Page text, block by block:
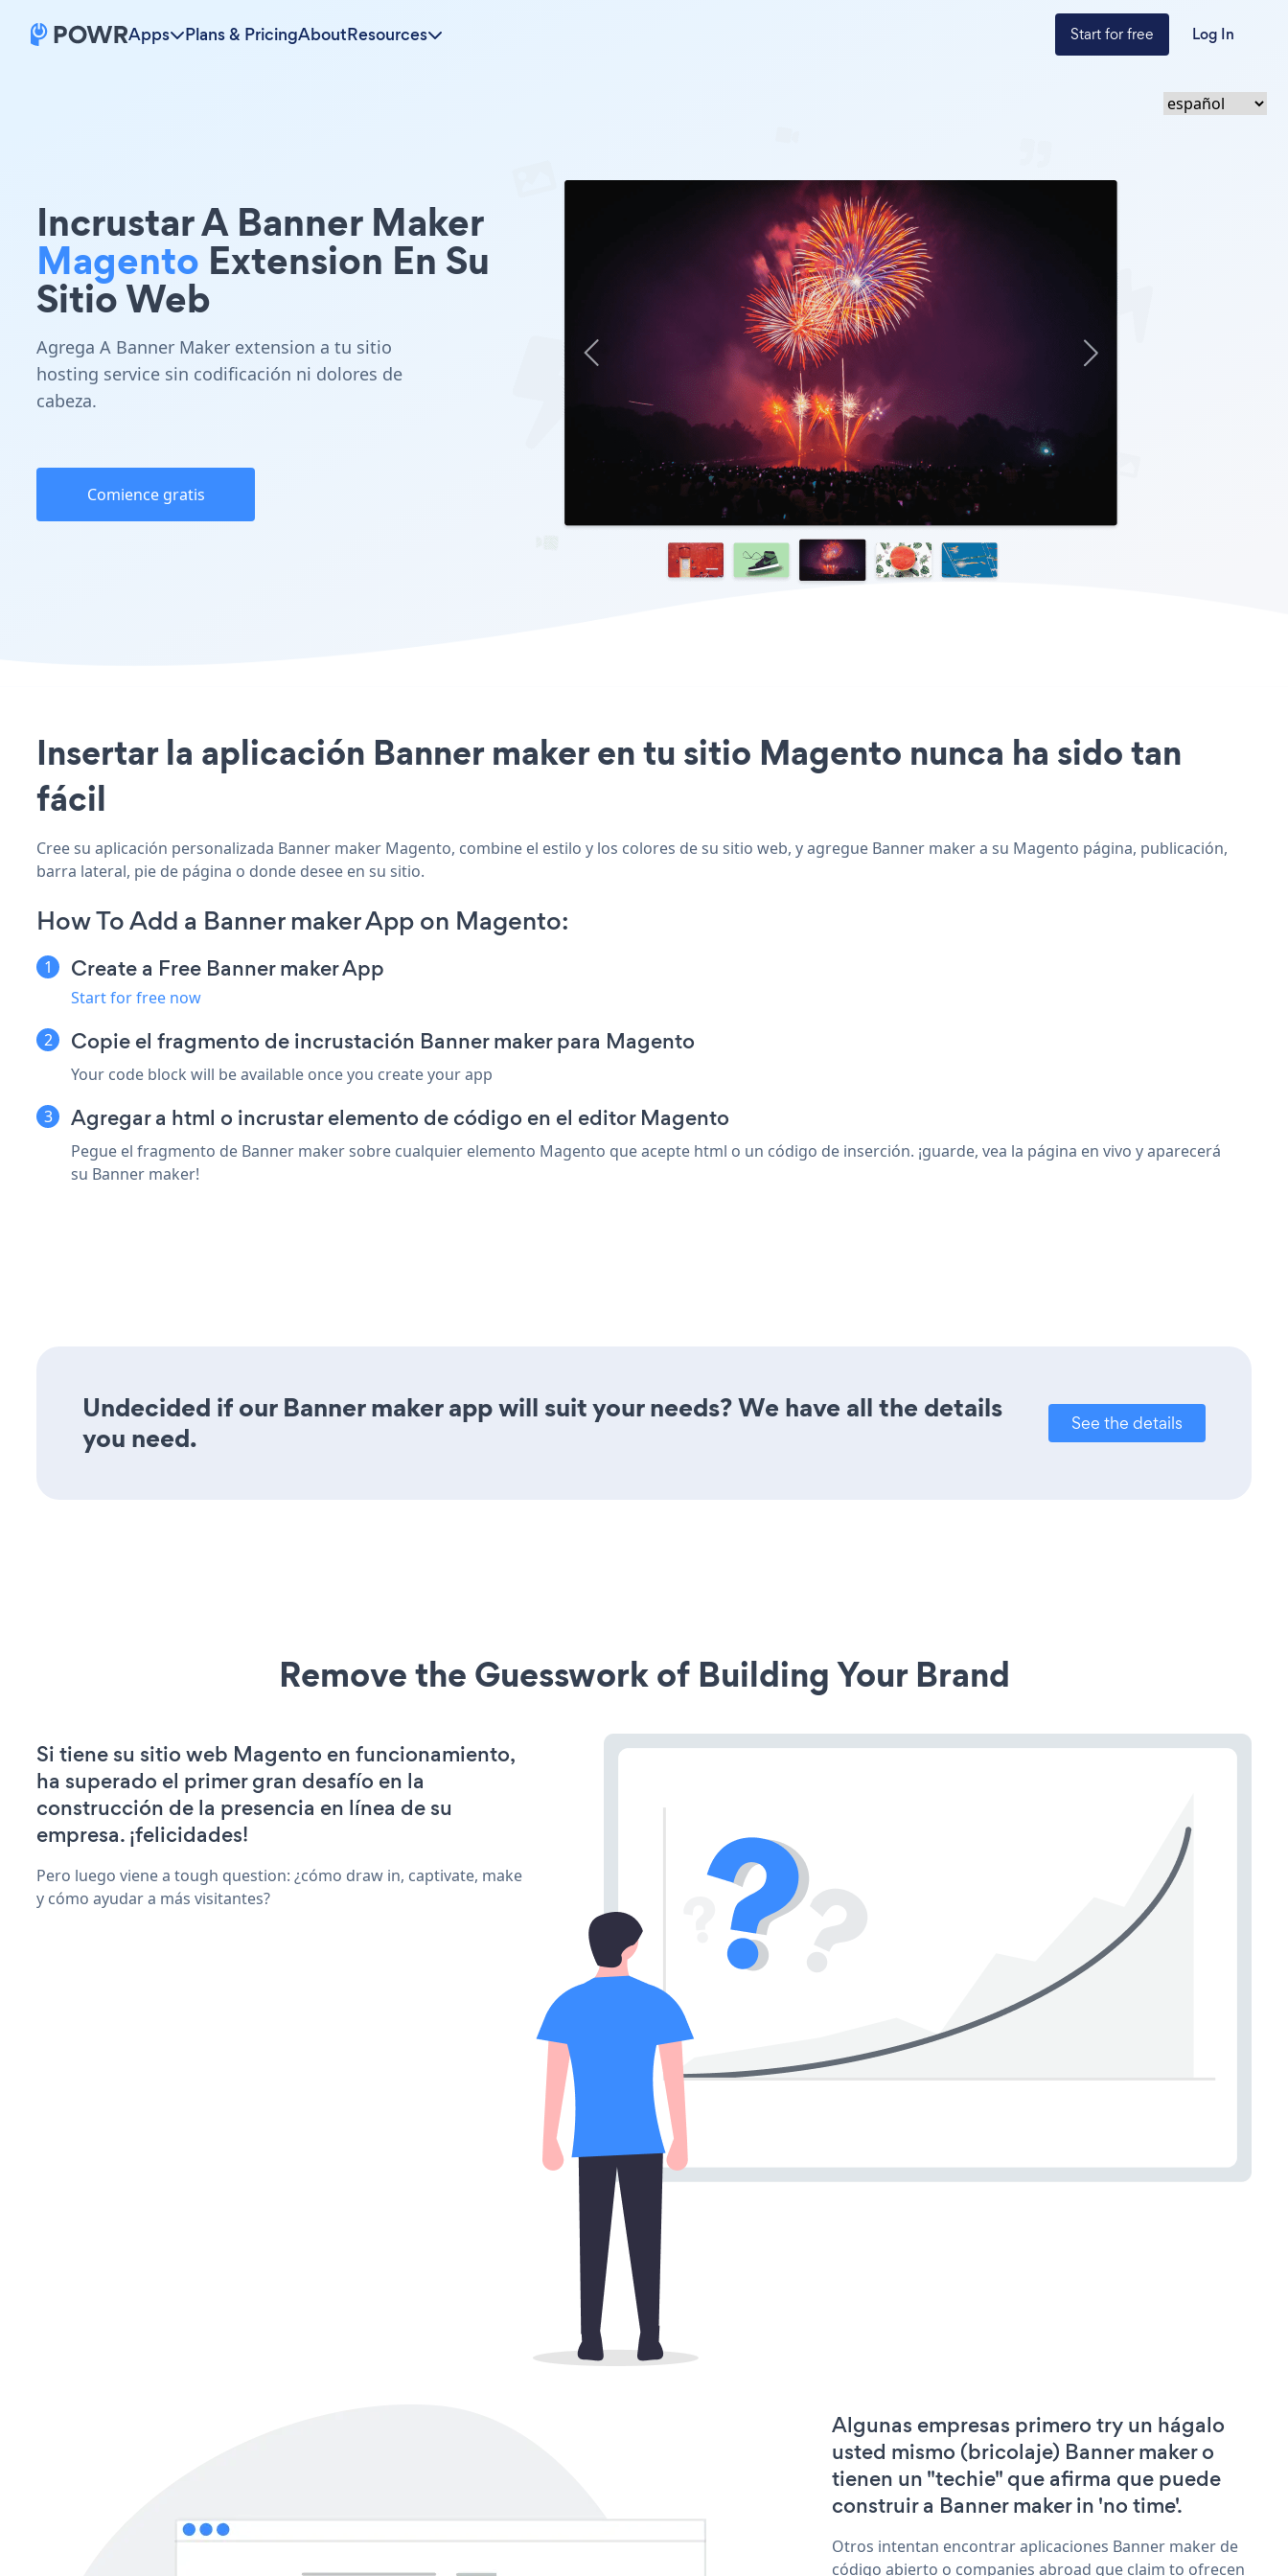
Apps Plans & PricingAboutResources Start for free Log In
Incrustar A Banner Maker
Magento Extension En Su
Sitio Web
Agrega A Banner Maker extension a tu sitio
hosting service sin codificación ni dolores de
cabeza.
Comience gratis
Insertar la aplicación Banner maker en tu sitio Magento nunca ha sido tan
fácil
Cree su aplicación personalizada Banner maker Magento, combine el estilo y los colores de su sitio web, y agregue Banner maker a su Magento página, publicación,
barra lateral, pie de página o donde desee en su sitio.
How To Add a Banner maker App on Magento:
Create a Free Banner maker App
Start for free now
Copie el fragmento de incrustación Banner maker para Magento
Your code block will be available once you create your app
Agregar a html o incrustar elemento de código en el editor Magento
Pegue el fragmento de Banner maker sobre cualquier elemento Magento que acepte html o un código de inserción. ¡guarde, vea la página en vivo y aparecerá
su Banner maker!
Undecided if our Banner maker app will suit your needs? We have all the details
you need.
See the details
Remove the Guesswork of Building Your Brand
Si tiene su sitio web Magento en funcionamiento,
ha superado el primer gran desafío en la
construcción de la presencia en línea de su
empresa. ¡felicidades!
Pero luego viene a tough question: ¿cómo draw in, captivate, make
y cómo ayudar a más visitantes?
Algunas empresas primero try un hágalo
usted mismo (bricolaje) Banner maker o
tienen un "techie" que afirma que puede
construir a Banner maker in 'no time'.
Otros intentan encontrar aplicaciones Banner maker de
código abierto o companies abroad que claim to ofrecen